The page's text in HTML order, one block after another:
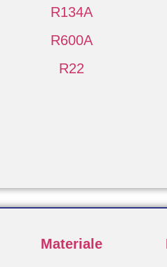
R134A
R600A
R22
Materiale